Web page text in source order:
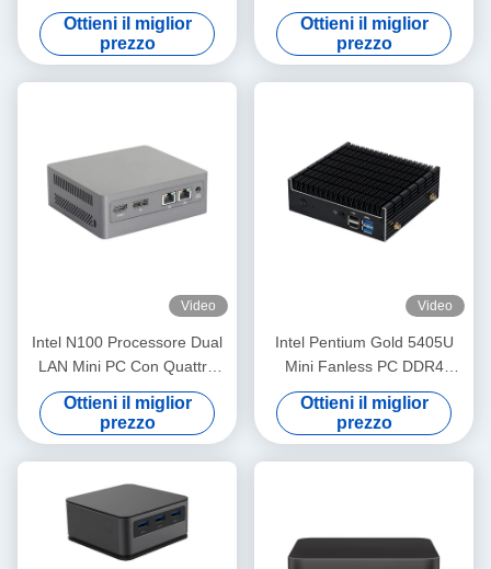
display 4K a supporto HDMI
Ottieni il miglior
prezzo
ventole con WIFI DDR4 16G
RAM Windows Linux
Ottieni il miglior
prezzo
Video
Intel N100 Processore Dual
LAN Mini PC Con Quattro
USB DDR4 46GB RAM Per
Home Office
Ottieni il miglior
prezzo
Video
Intel Pentium Gold 5405U
Mini Fanless PC DDR4
64GB Linux per Home Office
Ottieni il miglior
prezzo